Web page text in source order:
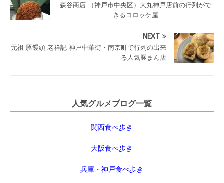
森谷商店 （神戸市中央区）大丸神戸店前の行列がで
きるコロッケ屋
NEXT
元祖 豚饅頭 老祥記 神戸中華街・南京町で行列の出来
る人気豚まん店
人気グルメブログ一覧
関西食べ歩き
大阪食べ歩き
兵庫・神戸食べ歩き